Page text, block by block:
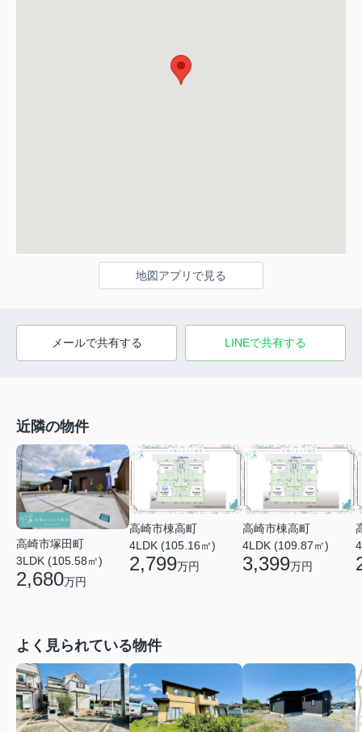
地図アプリで見る
メールで共有する LINEで共有する
近隣の物件
高崎市塚田町
3LDK (105.58㎡)
2,680万円
高崎市棟高町
4LDK (105.16㎡)
2,799万円
高崎市棟高町
4LDK (109.87㎡)
3,399万円
よく見られている物件